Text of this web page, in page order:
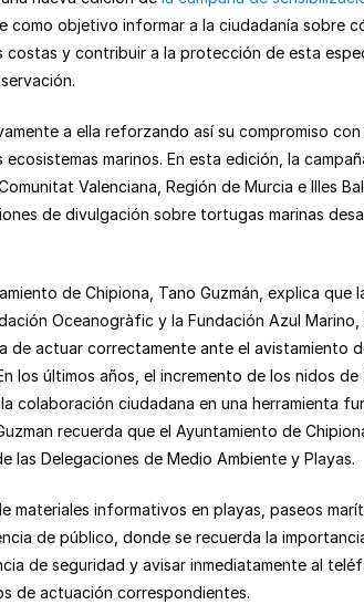
n
e
a
m
e
m
p
tir
como objetivo informar a la ciudadanía sobre
costas y contribuir a la protección de esta
a ella reforzando así su compromiso
marinos. En esta edición, la
Valenciana, Región de Murcia e Illes
de divulgación sobre tortugas marinas
de Chipiona, Tano Guzmán, explica que
Oceanogràfic y la Fundación Azul
de actuar correctamente ante el avistamiento
los últimos años, el incremento de los nidos
colaboración ciudadana en una herramienta
recuerda que el Ayuntamiento de
las Delegaciones de Medio Ambiente y Playas.
materiales informativos en playas, paseos
de público, donde se recuerda la
de seguridad y avisar inmediatamente al
de actuación correspondientes.